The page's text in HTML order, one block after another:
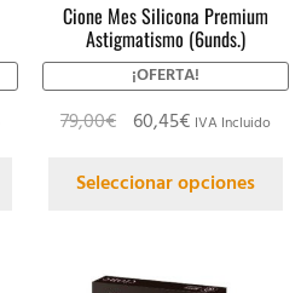
Cione Mes Silicona Premium
Astigmatismo (6unds.)
¡OFERTA!
79,00€ 60,45€ IVA Incluido
Seleccionar opciones